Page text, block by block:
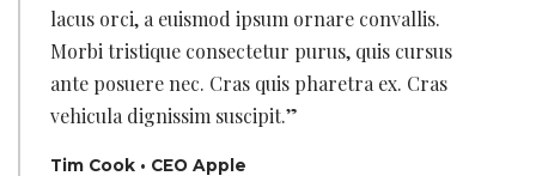
lacus orci, a euismod ipsum ornare convallis.
Morbi tristique consectetur purus, quis cursus
ante posuere nec. Cras quis pharetra ex. Cras
vehicula dignissim suscipit.”
Tim Cook • CEO Apple